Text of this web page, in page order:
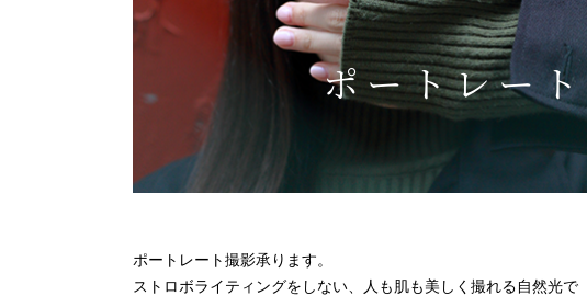
ポートレート
ポートレート撮影承ります。
ストロボライティングをしない、人も肌も美しく撮れる自然光で